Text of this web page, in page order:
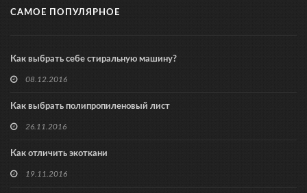
САМОЕ ПОПУЛЯРНОЕ
Как выбрать себе стиральную машину?
08.12.2016
Как выбрать полипропиленовый лист
26.11.2016
Как отличить экоткани
19.11.2016